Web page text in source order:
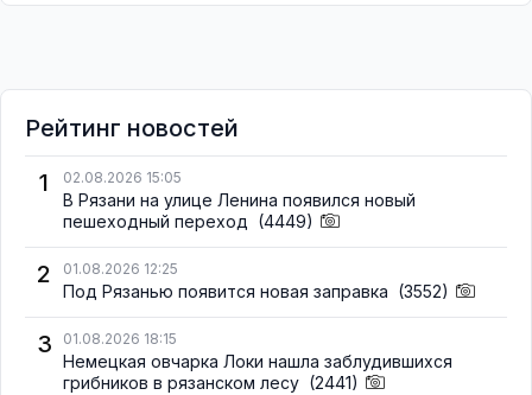
Рейтинг новостей
1
02.08.2026 15:05
В Рязани на улице Ленина появился новый
пешеходный переход (4449)
2 01.08.2026 12:25
Под Рязанью появится новая заправка (3552)
3 01.08.2026 18:15
Немецкая овчарка Локи нашла заблудившихся
грибников в рязанском лесу (2441)